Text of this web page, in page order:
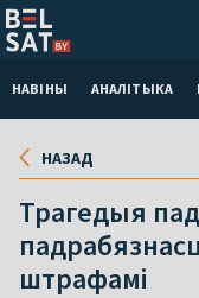
НАВІНЫ АНАЛІТЫКА
НАЗАД
Трагедыя
штрафамі